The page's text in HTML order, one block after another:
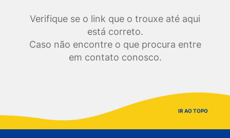
Verifique se o link que o trouxe até aqui
está correto.
Caso não encontre o que procura entre
em contato conosco.
IR AO TOPO